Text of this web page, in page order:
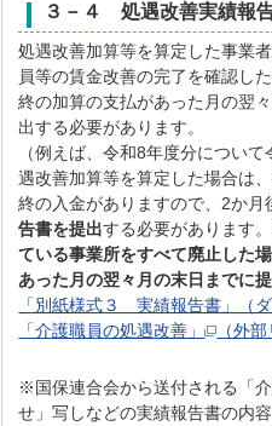
３－４ 処遇改善実績報
処遇改善加算等を算定した事業
員等の賃金改善の完了を確認し
終の加算の支払があった月の翌
出する必要があります。
（例えば、令和8年度分につい
遇改善加算等を算定した場合は
終の入金がありますので、2か月
告書を提出する必要があります
ている事業所をすべて廃止した
あった月の翌々月の末日までに
「別紙様式３ 実績報告書」（
「介護職員の処遇改善」
（外
※国保連合会から送付される「
せ」写しなどの実績報告書の内